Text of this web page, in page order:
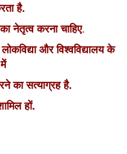
है.
नेतृत्व करना चाहिए.
और विश्वविद्यालय के
का सत्याग्रह है.
हों.